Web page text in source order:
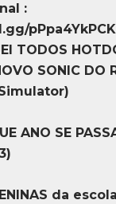
:
pPpa4YkPCK
TODOS
SONIC DO
ANO SE
da escola